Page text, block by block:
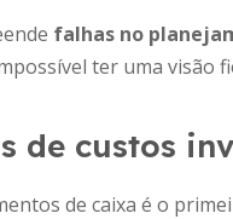
falhas no
ter uma visão
de custos
de caixa é o